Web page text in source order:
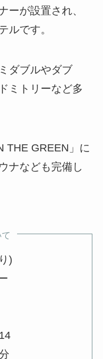
ーが設置され、
ルです。
ダブルやダブ
ミトリーなど多
THE GREEN」に
ナなども完備し
)